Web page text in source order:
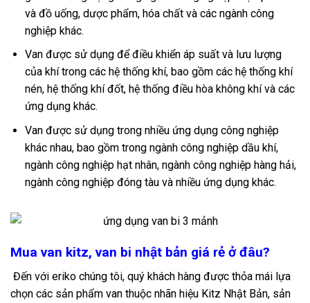
và đồ uống, dược phẩm, hóa chất và các ngành công
nghiệp khác.
Van được sử dụng để điều khiển áp suất và lưu lượng
của khí trong các hệ thống khí, bao gồm các hệ thống khí
nén, hệ thống khí đốt, hệ thống điều hòa không khí và các
ứng dụng khác.
Van được sử dụng trong nhiều ứng dụng công nghiệp
khác nhau, bao gồm trong ngành công nghiệp dầu khí,
ngành công nghiệp hạt nhân, ngành công nghiệp hàng hải,
ngành công nghiệp đóng tàu và nhiều ứng dụng khác.
Mua van kitz, van bi nhật bản giá rẻ ở đâu?
Đến với eriko chúng tôi, quý khách hàng được thỏa mái lựa
chọn các sản phẩm van thuộc nhãn hiệu Kitz Nhật Bản, sản